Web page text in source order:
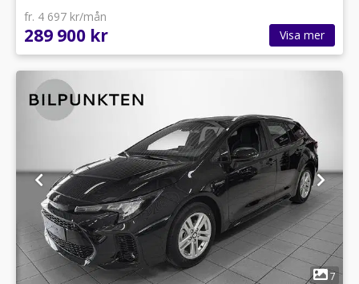
fr. 4 697 kr/mån
289 900 kr Visa mer
1
7